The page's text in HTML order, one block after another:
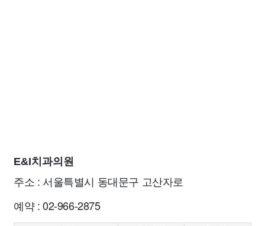
E&I치과의원
주소 : 서울특별시 동대문구 고산자로
예약 : 02-966-2875